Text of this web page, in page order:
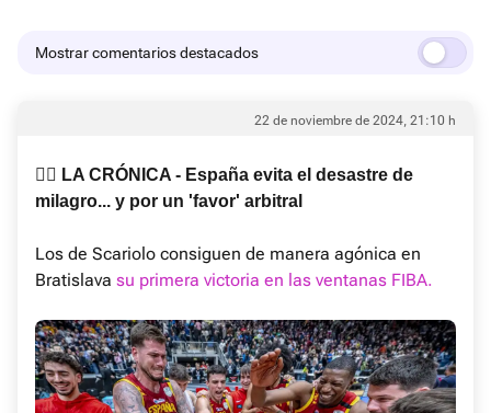
Mostrar comentarios destacados
22 de noviembre de 2024, 21:10 h
✍🏻 LA CRÓNICA - España evita el desastre de
milagro... y por un 'favor' arbitral
Los de Scariolo consiguen de manera agónica en
Bratislava su primera victoria en las ventanas FIBA.